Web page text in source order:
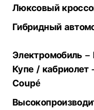
Люксовый
Гибридный
Электромобиль –
Купе / кабриолет
Coupé